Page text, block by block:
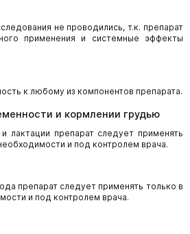
не проводились, т.к. препарат
применения и системные эффекты
к любому из компонентов препарата.
и кормлении грудью
лактации препарат следует применять
и под контролем врача.
препарат следует применять только в
и под контролем врача.